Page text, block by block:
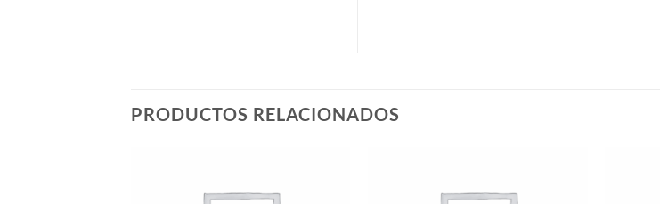
PRODUCTOS RELACIONADOS